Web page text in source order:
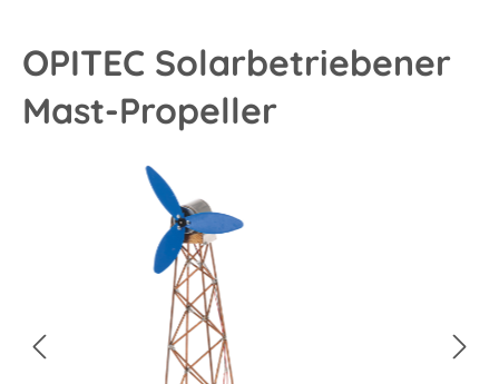
OPITEC Solarbetriebener
Mast-Propeller
Bildergalerie überspringen